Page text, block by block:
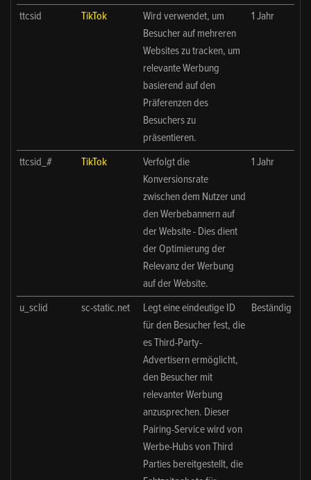
ttcsid TikTok
Wird verwendet, um
Besucher auf mehreren
Websites zu tracken, um
relevante Werbung
basierend auf den
Präferenzen des
Besuchers zu
präsentieren.
1 Jahr
ttcsid_# TikTok
Verfolgt die
Konversionsrate
zwischen dem Nutzer und
den Werbebannern auf
der Website - Dies dient
der Optimierung der
Relevanz der Werbung
auf der Website.
1 Jahr
u_sclid sc-static.net
Legt eine eindeutige ID
für den Besucher fest, die
es Third-Party-
Advertisern ermöglicht,
den Besucher mit
relevanter Werbung
anzusprechen. Dieser
Pairing-Service wird von
Werbe-Hubs von Third
Parties bereitgestellt, die
Beständig